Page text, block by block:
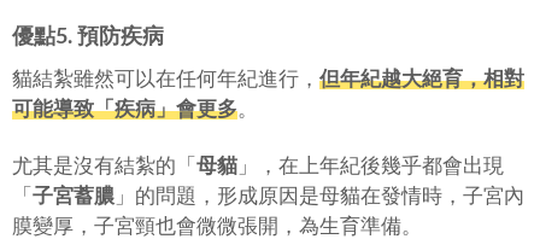
優點5. 預防疾病
貓結紮雖然可以在任何年紀進行， 但年紀越大絕育，相對
可能導致「疾病」會更多。
尤其是沒有結紮的「 母貓 」，在上年紀後幾乎都會出現
「 子宮蓄膿 」的問題，形成原因是母貓在發情時，子宮內
膜變厚，子宮頸也會微微張開，為生育準備。